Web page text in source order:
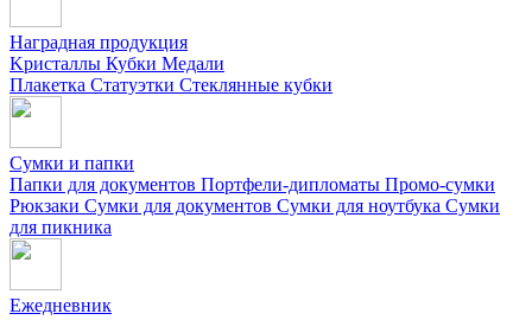
Наградная продукция
Kристаллы Кубки Медали
Плакетка Статуэтки Стеклянные кубки
Сумки и папки
Папки для документов Портфели-дипломаты Промо-сумки
Рюкзаки Сумки для документов Сумки для ноутбука Сумки
для пикника
Ежедневник